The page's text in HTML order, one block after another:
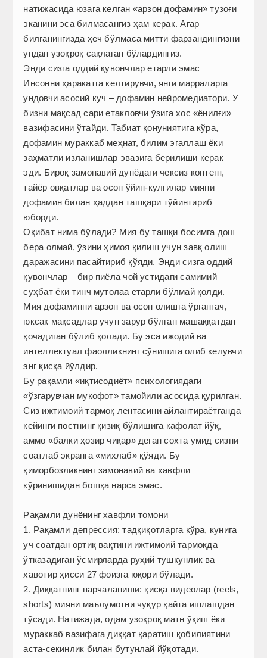
натижасида юзага келган «арзон дофамин» тузоғи
эканини эса билмасангиз ҳам керак. Агар
билганингизда ҳеч бўлмаса митти фарзандингизни
ундан узоқроқ сақлаган бўлардингиз.
Энди сизга оддий қувончлар етарли эмас
Инсонни ҳаракатга келтирувчи, янги марраларга
ундовчи асосий куч – дофамин нейромедиатори. У
бизни мақсад сари етакловчи ўзига хос «ёнилғи»
вазифасини ўтайди. Табиат қонуниятига кўра,
дофамин мураккаб меҳнат, билим эгаллаш ёки
заҳматли изланишлар эвазига берилиши керак
эди. Бироқ замонавий дунё­даги чексиз контент,
тайёр овқатлар ва осон ўйин-кулгилар мияни
дофамин билан ҳаддан ташқари тўйинтириб
юборди.
Оқибат нима бўлади? Мия бу ташқи босимга дош
бера олмай, ўзини ҳимоя қилиш учун завқ олиш
даражасини пасайтириб қўяди. Энди сизга оддий
қувончлар – бир пиёла чой устидаги самимий
суҳбат ёки тинч мутолаа етарли бўлмай қолди.
Мия дофаминни арзон ва осон олишга ўргангач,
юксак мақсадлар учун зарур бўлган машаққатдан
қочадиган бўлиб қолади. Бу эса ижодий ва
интеллектуал фаолликнинг сўнишига олиб келувчи
энг қисқа йўлдир.
Бу рақамли «иқтисодиёт» психологиядаги
«ўзгарувчан мукофот» тамойили асосида қурилган.
Сиз ижтимоий тармоқ лентасини айлантираётганда
кейинги постнинг қизиқ бўлишига кафолат йўқ,
аммо «балки ҳозир чиқар» деган сохта умид сизни
соатлаб экранга «михлаб» қўяди. Бу –
қиморбозликнинг замонавий ва хавфли
кўринишидан бошқа нарса эмас.
Рақамли дунёнинг хавфли томони
1. Рақамли депрессия: тадқиқотларга кўра, кунига
уч соатдан ортиқ вақтини ижтимоий тармоқда
ўтказадиган ўсмирларда руҳий тушкунлик ва
хавотир ҳисси 27 фоизга юқори бўлади.
2. Диққатнинг парчаланиши: қисқа видеолар (reels,
shorts) мияни маълумотни чуқур қайта ишлашдан
тўсади. Натижада, одам узоқроқ матн ўқиш ёки
мураккаб вазифага диққат қаратиш қобилиятини
аста-секинлик билан бутунлай йўқотади.